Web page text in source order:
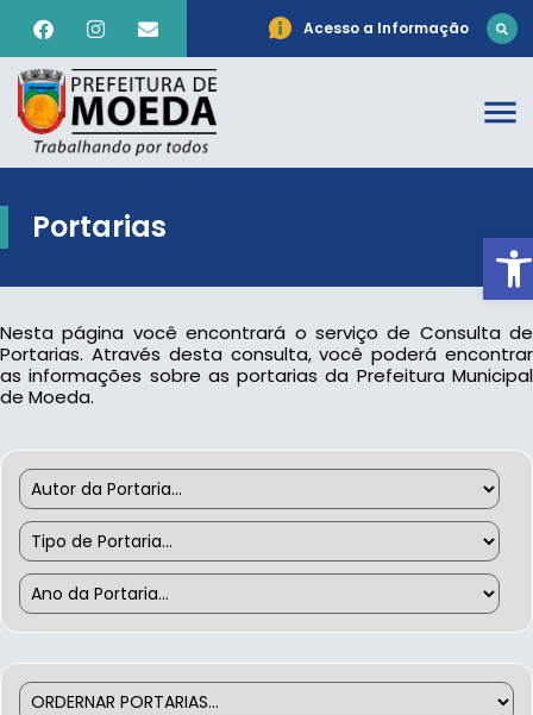
Acesso a Informação
Portarias
Nesta página você encontrará o serviço de Consulta de
Portarias. Através desta consulta, você poderá encontrar
as informações sobre as portarias da Prefeitura Municipal
de Moeda.